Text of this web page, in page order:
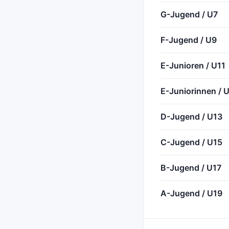
G-Jugend / U7
F-Jugend / U9
E-Junioren / U11
E-Juniorinnen /
D-Jugend / U13
C-Jugend / U15
B-Jugend / U17
A-Jugend / U19